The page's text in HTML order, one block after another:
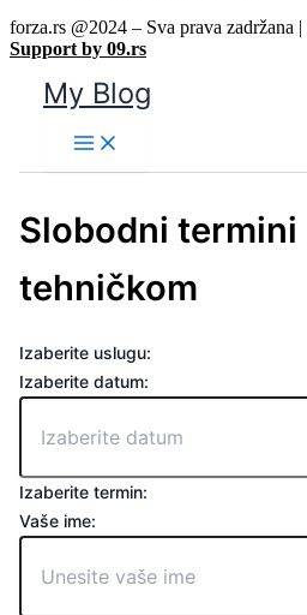
forza.rs @2024 – Sva prava zadržana |
Support by 09.rs